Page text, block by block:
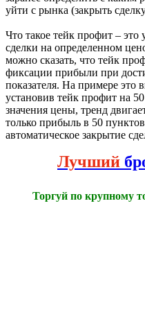
уйти с рынка (закрыть
Что такое тейк профит – это
сделки на определенном
можно сказать, что тейк
фиксации прибыли при
показателя. На примере это
установив тейк профит на
значения цены, тренд
только прибыль в 50
автоматическое закрытие
Лучший
Торгуй по крупному